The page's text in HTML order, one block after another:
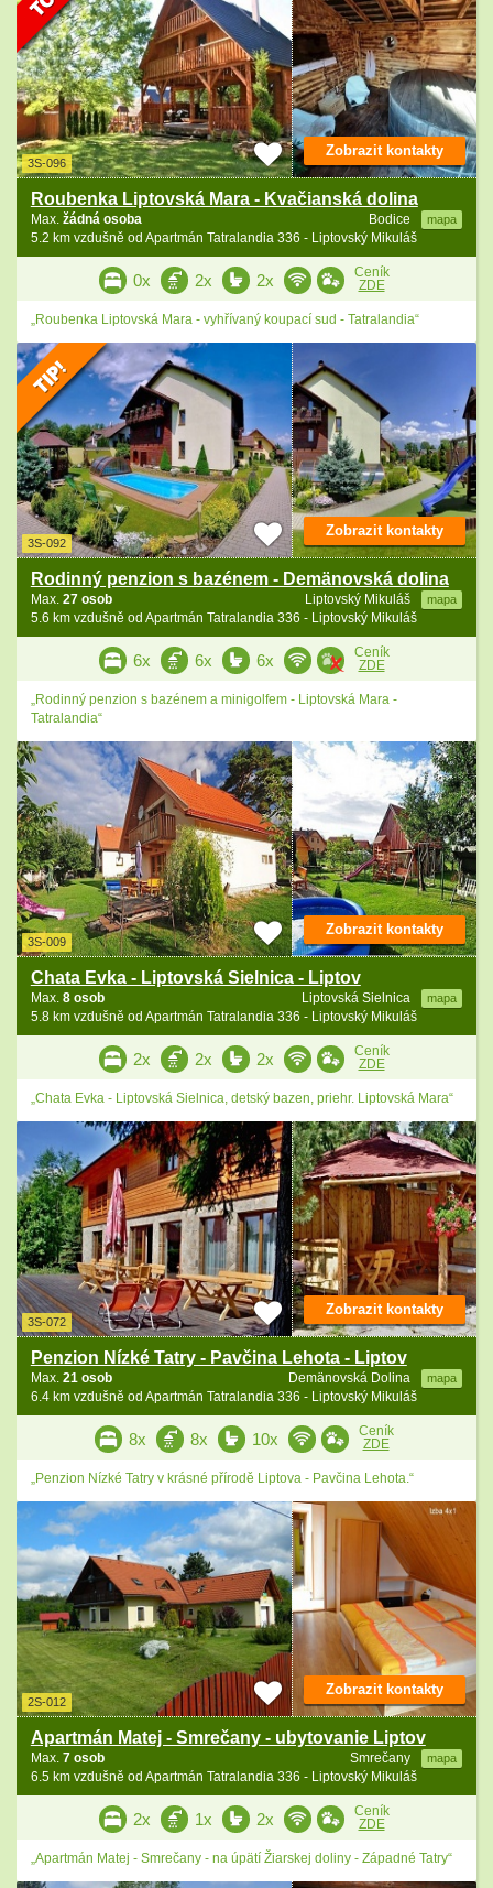
3S-096
Roubenka Liptovská Mara - Kvačianská dolina
Bodice mapa
Max. žádná osoba
5.2 km vzdušně od Apartmán Tatralandia 336 - Liptovský Mikuláš
Zobrazit kontakty
0x 2x 2x
Ceník
ZDE
„Roubenka Liptovská Mara - vyhřívaný koupací sud - Tatralandia“
3S-092
Rodinný penzion s bazénem - Demänovská dolina
Liptovský Mikuláš mapa
Max. 27 osob
5.6 km vzdušně od Apartmán Tatralandia 336 - Liptovský Mikuláš
Zobrazit kontakty
6x 6x 6x
Ceník
ZDE
„Rodinný penzion s bazénem a minigolfem - Liptovská Mara -
Tatralandia“
3S-009
Chata Evka - Liptovská Sielnica - Liptov
Liptovská Sielnica mapa
Max. 8 osob
5.8 km vzdušně od Apartmán Tatralandia 336 - Liptovský Mikuláš
Zobrazit kontakty
2x 2x 2x
Ceník
ZDE
„Chata Evka - Liptovská Sielnica, detský bazen, priehr. Liptovská Mara“
3S-072
Penzion Nízké Tatry - Pavčina Lehota - Liptov
Demänovská Dolina mapa
Max. 21 osob
6.4 km vzdušně od Apartmán Tatralandia 336 - Liptovský Mikuláš
Zobrazit kontakty
8x 8x 10x
Ceník
ZDE
„Penzion Nízké Tatry v krásné přírodě Liptova - Pavčina Lehota.“
2S-012
Apartmán Matej - Smrečany - ubytovanie Liptov
Smrečany mapa
Max. 7 osob
6.5 km vzdušně od Apartmán Tatralandia 336 - Liptovský Mikuláš
Zobrazit kontakty
2x 1x 2x
Ceník
ZDE
„Apartmán Matej - Smrečany - na úpätí Žiarskej doliny - Západné Tatry“